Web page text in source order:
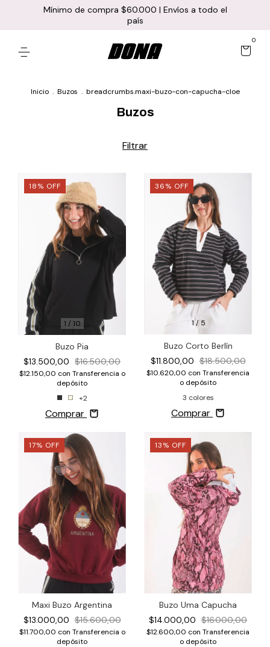
Mínimo de compra $60.000 | Envíos a todo el
país
0
Inicio . Buzos . breadcrumbs.maxi-buzo-con-capucha-cloe
Buzos
Filtrar
1 / 10
18% OFF
Buzo Pia
$13.500,00 $16.500,00
$12.150,00 con Transferencia o
depósito
+2
Comprar
1/5
36% OFF
Buzo Corto Berlín
$11.800,00 $18.500,00
$10.620,00 con Transferencia
o depósito
3 colores
Comprar
17% OFF
Maxi Buzo Argentina
$13.000,00 $15.600,00
$11.700,00 con Transferencia o
depósito
13% OFF
Buzo Uma Capucha
$14.000,00 $16.000,00
$12.600,00 con Transferencia
o depósito